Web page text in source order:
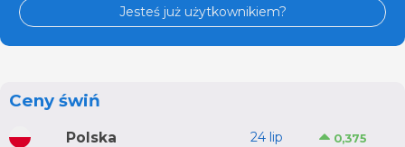
Jesteś już użytkownikiem?
Ceny świń
Polska 24 lip 0,375